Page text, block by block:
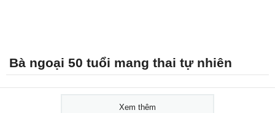
Bà ngoại 50 tuổi mang thai tự nhiên
Xem thêm